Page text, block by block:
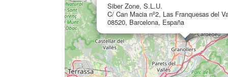
Siber Zone, S.L.U.
C/ Can Macia nº2, Las Franquesas del
08520, Barcelona, España